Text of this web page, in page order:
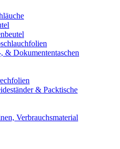
& Dokumententaschen
& Packtische
Verbrauchsmaterial